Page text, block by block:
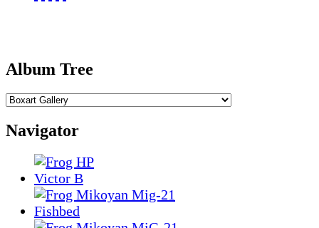
Album Tree
Navigator